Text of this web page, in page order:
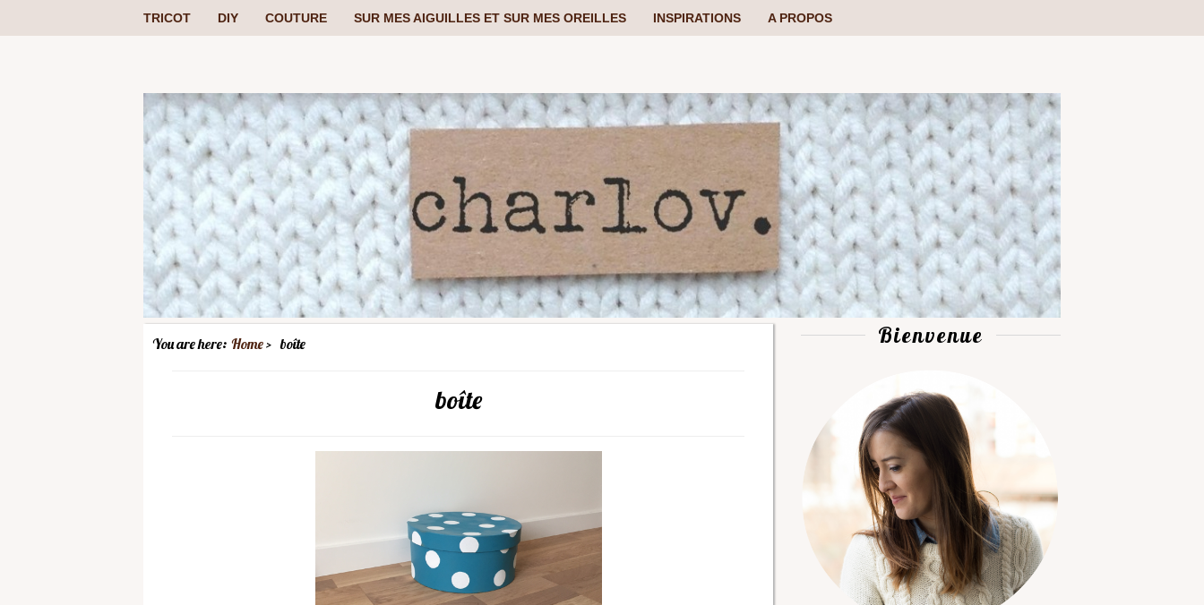
TRICOT DIY COUTURE SUR MES AIGUILLES ET SUR MES OREILLES INSPIRATIONS A PROPOS
You are here: Home boîte
boîte
Bienvenue